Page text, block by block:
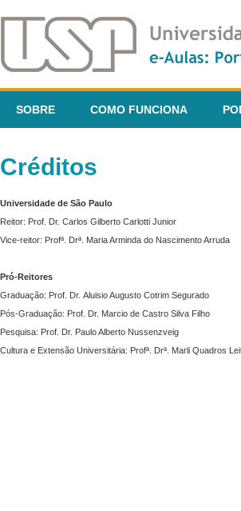
SOBRE COMO FUNCIONA
Créditos
Universidade de São Paulo
Reitor: Prof. Dr. Carlos Gilberto Carlotti Junior
Vice-reitor: Profª. Drª. Maria Arminda do Nascimento Arruda
Pró-Reitores
Graduação: Prof. Dr. Aluisio Augusto Cotrim Segurado
Pós-Graduação: Prof. Dr. Marcio de Castro Silva Filho
Pesquisa: Prof. Dr. Paulo Alberto Nussenzveig
Cultura e Extensão Universitária: Profª. Drª. Marli Quadros